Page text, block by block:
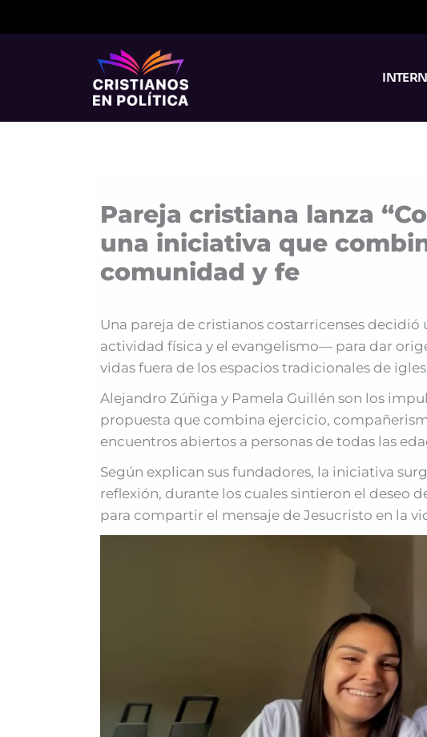
contenido
Pareja cristiana lanza
una iniciativa que
comunidad y fe
Una pareja de cristianos costarricenses
actividad física y el evangelismo— para dar
vidas fuera de los espacios tradicionales de
Alejandro Zúñiga y Pamela Guillén son los
propuesta que combina ejercicio,
encuentros abiertos a personas de todas las
Según explican sus fundadores, la iniciativa
reflexión, durante los cuales sintieron el deseo
para compartir el mensaje de Jesucristo en la